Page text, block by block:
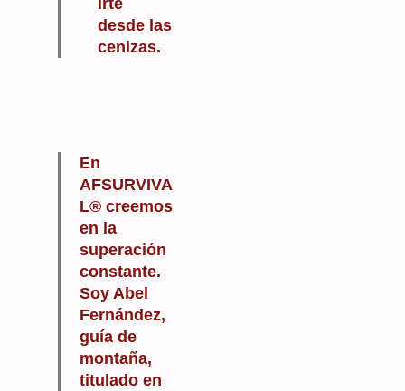
desde las
cenizas.
En
AFSURVIVA
L® creemos
en la
superación
constante.
Soy Abel
Fernández,
guía de
montaña,
titulado en